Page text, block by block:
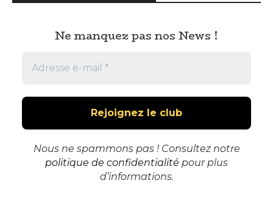
Ne manquez pas nos News !
Nous ne spammons pas ! Consultez notre
politique de confidentialité pour plus
d’informations.